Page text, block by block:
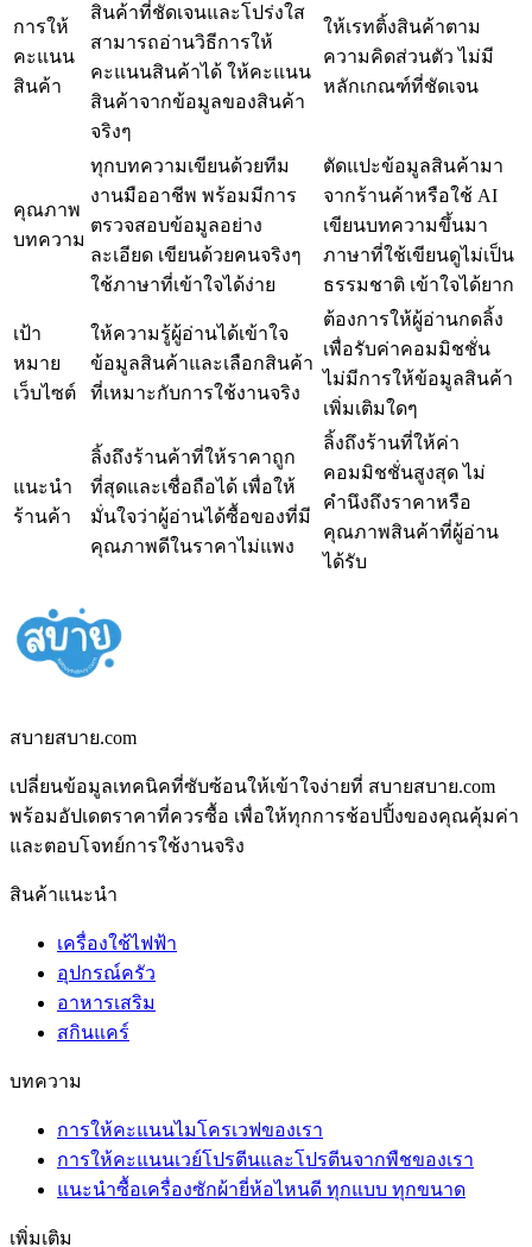
การให้
คะแนน
สินค้า
สินค้าที่ชัดเจนและโปร่งใส
สามารถอ่านวิธีการให้
คะแนนสินค้าได้ ให้คะแนน
สินค้าจากข้อมูลของสินค้า
จริงๆ
ให้เรทติ้งสินค้าตาม
ความคิดส่วนตัว ไม่มี
หลักเกณฑ์ที่ชัดเจน
คุณภาพ
บทความ
ทุกบทความเขียนด้วยทีม
งานมืออาชีพ พร้อมมีการ
ตรวจสอบข้อมูลอย่าง
ละเอียด เขียนด้วยคนจริงๆ
ใช้ภาษาที่เข้าใจได้ง่าย
ตัดแปะข้อมูลสินค้ามา
จากร้านค้าหรือใช้ AI
เขียนบทความขึ้นมา
ภาษาที่ใช้เขียนดูไม่เป็น
ธรรมชาติ เข้าใจได้ยาก
เป้า
หมาย
เว็บไซต์
ให้ความรู้ผู้อ่านได้เข้าใจ
ข้อมูลสินค้าและเลือกสินค้า
ที่เหมาะกับการใช้งานจริง
ต้องการให้ผู้อ่านกดลิ้ง
เพื่อรับค่าคอมมิชชั่น
ไม่มีการให้ข้อมูลสินค้า
เพิ่มเติมใดๆ
แนะนำ
ร้านค้า
ลิ้งถึงร้านค้าที่ให้ราคาถูก
ที่สุดและเชื่อถือได้ เพื่อให้
มั่นใจว่าผู้อ่านได้ซื้อของที่มี
คุณภาพดีในราคาไม่แพง
ลิ้งถึงร้านที่ให้ค่า
คอมมิชชั่นสูงสุด ไม่
คำนึงถึงราคาหรือ
คุณภาพสินค้าที่ผู้อ่าน
ได้รับ
สบายสบาย.com
เปลี่ยนข้อมูลเทคนิคที่ซับซ้อนให้เข้าใจง่ายที่ สบายสบาย.com
พร้อมอัปเดตราคาที่ควรซื้อ เพื่อให้ทุกการช้อปปิ้งของคุณคุ้มค่า
และตอบโจทย์การใช้งานจริง
สินค้าแนะนำ
เครื่องใช้ไฟฟ้า
อุปกรณ์ครัว
อาหารเสริม
สกินแคร์
บทความ
การให้คะแนนไมโครเวฟของเรา
การให้คะแนนเวย์โปรตีนและโปรตีนจากพืชของเรา
แนะนำซื้อเครื่องซักผ้ายี่ห้อไหนดี ทุกแบบ ทุกขนาด
เพิ่มเติม